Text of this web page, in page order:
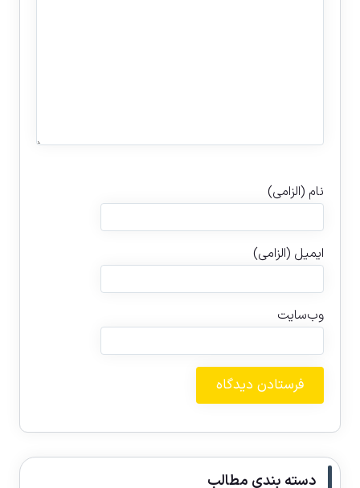
نام (الزامی)
ایمیل (الزامی)
وب‌سایت
دسته بندی مطالب